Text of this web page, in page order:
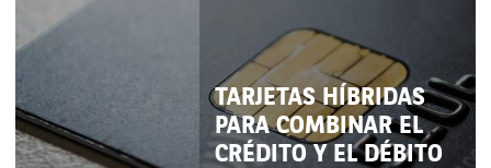
TARJETAS HÍBRIDAS
PARA COMBINAR EL
CRÉDITO Y EL DÉBITO